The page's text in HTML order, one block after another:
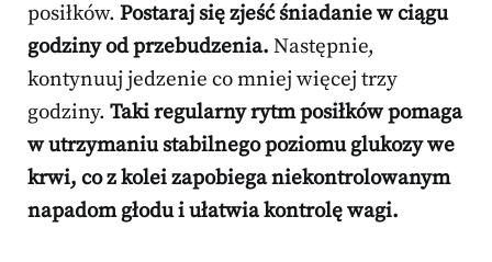
posiłków. Postaraj się zjeść śniadanie w ciągu
godziny od przebudzenia. Następnie,
kontynuuj jedzenie co mniej więcej trzy
godziny. Taki regularny rytm posiłków pomaga
w utrzymaniu stabilnego poziomu glukozy we
krwi, co z kolei zapobiega niekontrolowanym
napadom głodu i ułatwia kontrolę wagi.